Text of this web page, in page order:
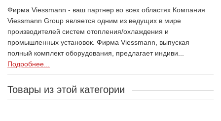
Фирма Viessmann - ваш партнер во всех областях Компания
Viessmann Group является одним из ведущих в мире
производителей систем отопления/охлаждения и
промышленных установок. Фирма Viessmann, выпуская
полный комплект оборудования, предлагает индиви...
Подробнее...
Товары из этой категории